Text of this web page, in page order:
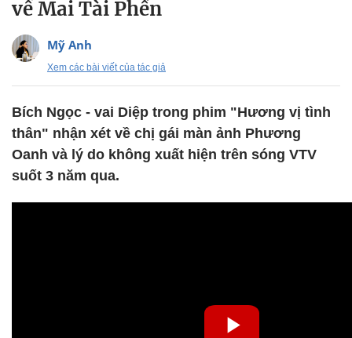
về Mai Tài Phến
Mỹ Anh
Xem các bài viết của tác giả
Bích Ngọc - vai Diệp trong phim "Hương vị tình
thân" nhận xét về chị gái màn ảnh Phương
Oanh và lý do không xuất hiện trên sóng VTV
suốt 3 năm qua.